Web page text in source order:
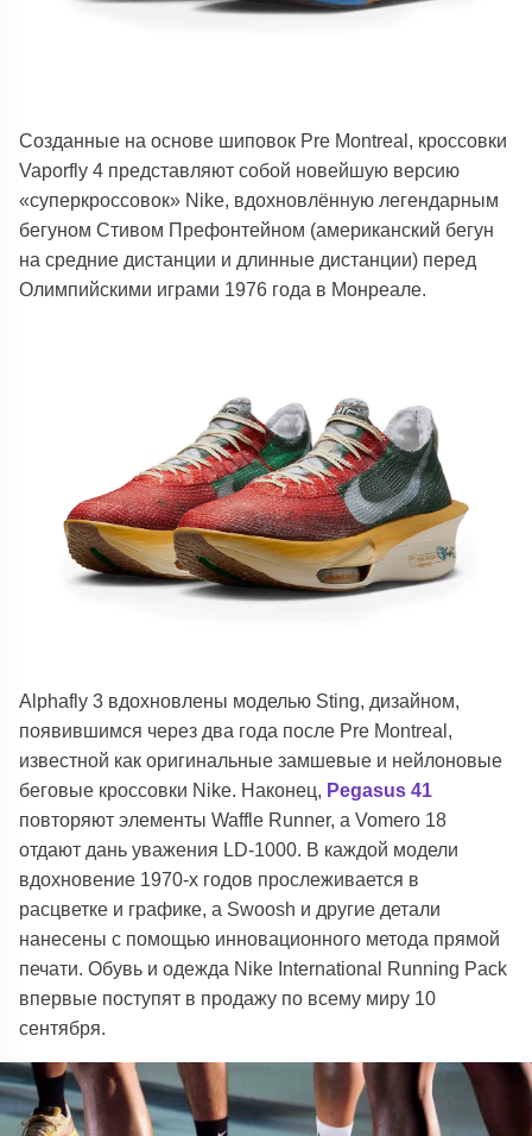
Созданные на основе шиповок Pre Montreal, кроссовки
Vaporfly 4 представляют собой новейшую версию
«суперкроссовок» Nike, вдохновлённую легендарным
бегуном Стивом Префонтейном (американский бегун
на средние дистанции и длинные дистанции) перед
Олимпийскими играми 1976 года в Монреале.
Alphafly 3 вдохновлены моделью Sting, дизайном,
появившимся через два года после Pre Montreal,
известной как оригинальные замшевые и нейлоновые
беговые кроссовки Nike. Наконец, Pegasus 41
повторяют элементы Waffle Runner, а Vomero 18
отдают дань уважения LD-1000. В каждой модели
вдохновение 1970-х годов прослеживается в
расцветке и графике, а Swoosh и другие детали
нанесены с помощью инновационного метода прямой
печати.Обувь и одежда Nike International Running Pack
впервые поступят в продажу по всему миру 10
сентября.